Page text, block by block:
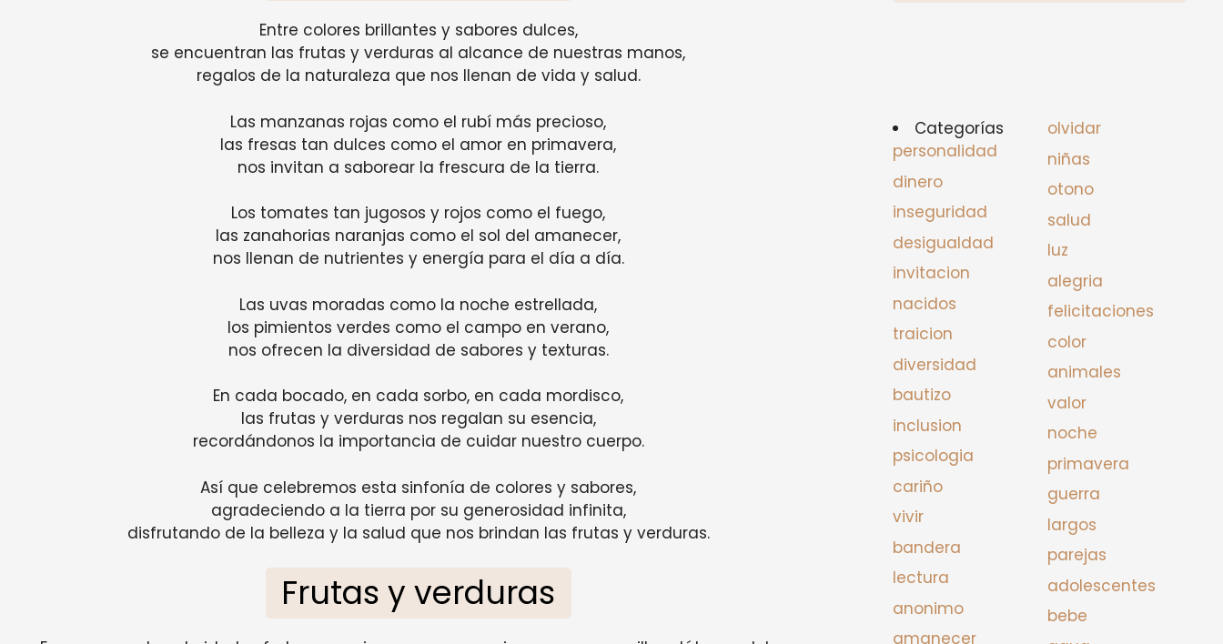
Entre colores brillantes y sabores dulces,
se encuentran las frutas y verduras al alcance de nuestras manos,
regalos de la naturaleza que nos llenan de vida y salud.
Las manzanas rojas como el rubí más precioso,
las fresas tan dulces como el amor en primavera,
nos invitan a saborear la frescura de la tierra.
Los tomates tan jugosos y rojos como el fuego,
las zanahorias naranjas como el sol del amanecer,
nos llenan de nutrientes y energía para el día a día.
Las uvas moradas como la noche estrellada,
los pimientos verdes como el campo en verano,
nos ofrecen la diversidad de sabores y texturas.
En cada bocado, en cada sorbo, en cada mordisco,
las frutas y verduras nos regalan su esencia,
recordándonos la importancia de cuidar nuestro cuerpo.
Así que celebremos esta sinfonía de colores y sabores,
agradeciendo a la tierra por su generosidad infinita,
disfrutando de la belleza y la salud que nos brindan las frutas y verduras.
Frutas y verduras
Categorías
personalidad
dinero
inseguridad
desigualdad
invitacion
nacidos
traicion
diversidad
bautizo
inclusion
psicologia
cariño
vivir
bandera
lectura
anonimo
amanecer
olvidar
niñas
otono
salud
luz
alegria
felicitaciones
color
animales
valor
noche
primavera
guerra
largos
parejas
adolescentes
bebe